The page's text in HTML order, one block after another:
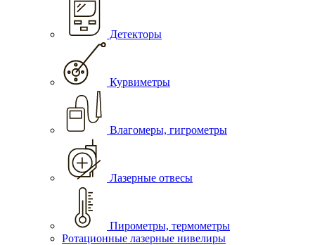
Детекторы
Курвиметры
Влагомеры, гигрометры
Лазерные отвесы
Пирометры, термометры
Ротационные лазерные нивелиры